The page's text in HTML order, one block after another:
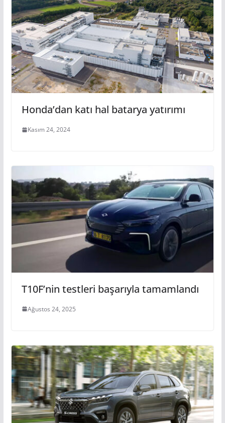
Honda’dan katı hal batarya yatırımı
Kasım 24, 2024
T10F’nin testleri başarıyla tamamlandı
Ağustos 24, 2025